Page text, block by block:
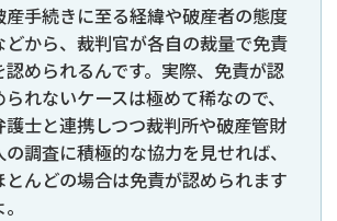
産手続きに至る経緯や破産者の態度
どから、裁判官が各自の裁量で免責
認められるんです。実際、免責が認
られないケースは極めて稀なので、
護士と連携しつつ裁判所や破産管財
の調査に積極的な協力を見せれば、
とんどの場合は免責が認められます